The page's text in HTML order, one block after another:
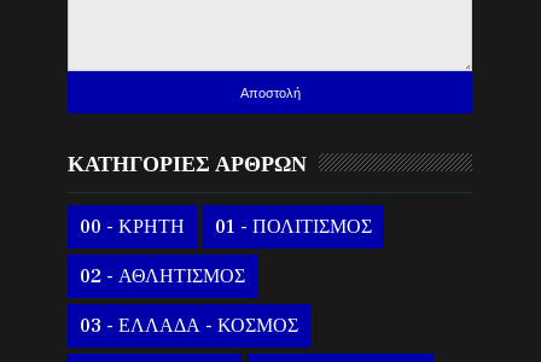
ΚΑΤΗΓΟΡΙΕΣ ΑΡΘΡΩΝ
00 - ΚΡΗΤΗ 01 - ΠΟΛΙΤΙΣΜΟΣ
02 - ΑΘΛΗΤΙΣΜΟΣ
03 - ΕΛΛΑΔΑ - ΚΟΣΜΟΣ